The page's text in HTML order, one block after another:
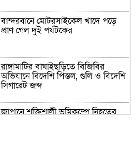
বান্দরবানে মোটরসাইকেল খাদে পড়ে
প্রাণ গেল দুই পর্যটকের
রাঙ্গামাটির বাঘাইছড়িতে বিজিবির
অভিযানে বিদেশি পিস্তল, গুলি ও বিদেশি
সিগারেট জব্দ
জাপানে শক্তিশালী ভূমিকম্পে নিহতের